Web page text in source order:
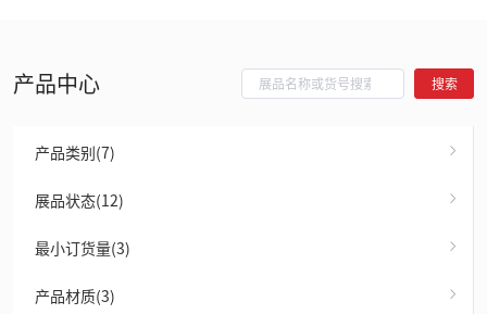
产品中心 搜索
产品类别(7)
展品状态(12)
最小订货量(3)
产品材质(3)